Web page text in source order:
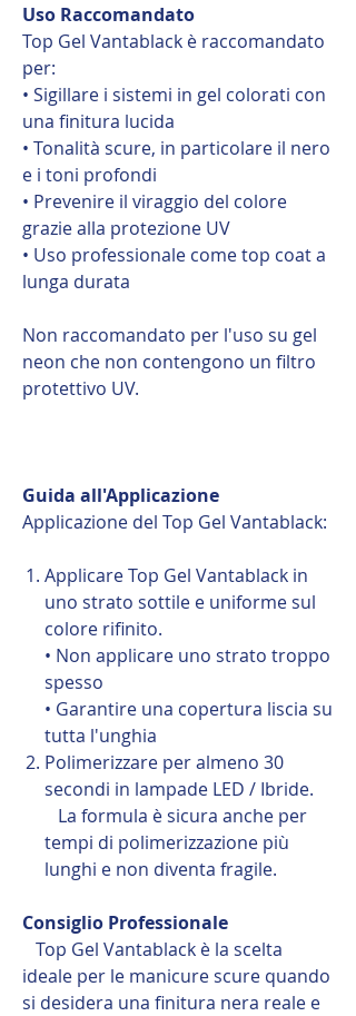
Uso Raccomandato
Top Gel Vantablack è raccomandato
per:
• Sigillare i sistemi in gel colorati con
una finitura lucida
• Tonalità scure, in particolare il nero
e i toni profondi
• Prevenire il viraggio del colore
grazie alla protezione UV
• Uso professionale come top coat a
lunga durata
Non raccomandato per l'uso su gel
neon che non contengono un filtro
protettivo UV.
Guida all'Applicazione
Applicazione del Top Gel Vantablack:
Applicare Top Gel Vantablack in
uno strato sottile e uniforme sul
colore rifinito.
• Non applicare uno strato troppo
spesso
• Garantire una copertura liscia su
tutta l'unghia
Polimerizzare per almeno 30
secondi in lampade LED / Ibride.
La formula è sicura anche per
tempi di polimerizzazione più
lunghi e non diventa fragile.
Consiglio Professionale
Top Gel Vantablack è la scelta
ideale per le manicure scure quando
si desidera una finitura nera reale e